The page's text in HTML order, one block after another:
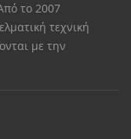
το 2007
τεχνική
με την